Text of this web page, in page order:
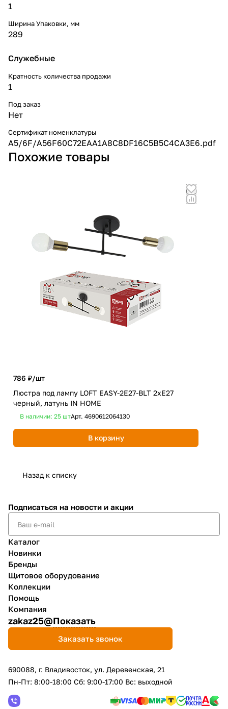
1
Ширина Упаковки, мм
289
Служебные
Кратность количества продажи
1
Под заказ
Нет
Сертификат номенклатуры
A5/6F/A56F60C72EAA1A8C8DF16C5B5C4CA3E6.pdf
Похожие товары
786 ₽/шт
Люстра под лампу LOFT EASY-2E27-BLT 2хЕ27
черный, латунь IN HOME
В наличии: 25 штАрт. 4690612064130
В корзину
Назад к списку
Подписаться на новости и акции
Каталог
Новинки
Бренды
Щитовое оборудование
Коллекции
Помощь
Компания
zakaz25@Показать
Заказать звонок
690088, г. Владивосток, yл. Деревенская, 21
Пн-Пт: 8:00-18:00 Сб: 9:00-17:00 Вс: выходной